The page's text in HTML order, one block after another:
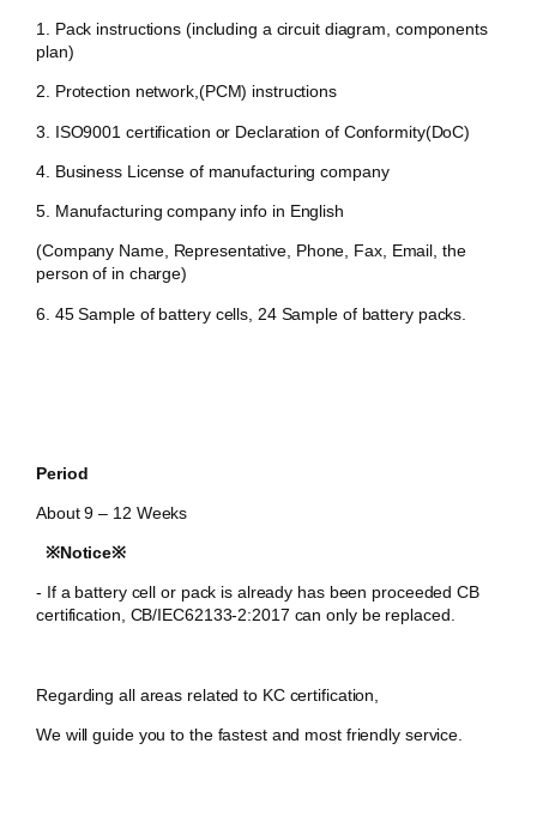
1. Pack instructions (including a circuit diagram, components
plan)
2. Protection network,(PCM) instructions
3. ISO9001 certification or Declaration of Conformity(DoC)
4. Business License of manufacturing company
5. Manufacturing company info in English
(Company Name, Representative, Phone, Fax, Email, the
person of in charge)
6. 45 Sample of battery cells, 24 Sample of battery packs.
Period
About 9 – 12 Weeks
※Notice※
​- If a battery cell or pack is already has been proceeded CB
certification, CB/IEC62133-2:2017 can only be replaced.
Regarding all areas related to KC certification,
We will guide you to the fastest and most friendly service.